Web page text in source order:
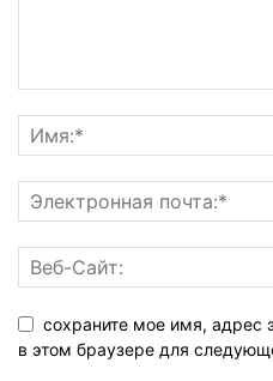
сохраните мое имя, адрес
в этом браузере для